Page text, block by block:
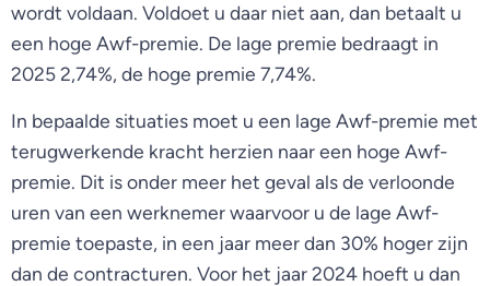
wordt voldaan. Voldoet u daar niet aan, dan betaalt u
een hoge Awf-premie. De lage premie bedraagt in
2025 2,74%, de hoge premie 7,74%.
In bepaalde situaties moet u een lage Awf-premie met
terugwerkende kracht herzien naar een hoge Awf-
premie. Dit is onder meer het geval als de verloonde
uren van een werknemer waarvoor u de lage Awf-
premie toepaste, in een jaar meer dan 30% hoger zijn
dan de contracturen. Voor het jaar 2024 hoeft u dan